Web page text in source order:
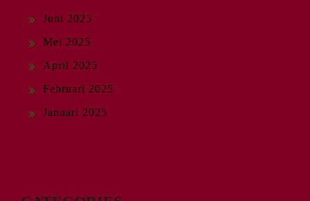
Juni 2025
Mei 2025
April 2025
Februari 2025
Januari 2025